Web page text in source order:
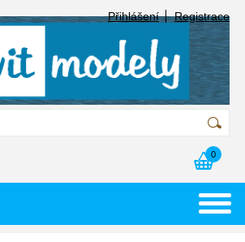
Přihlášení Registrace
0